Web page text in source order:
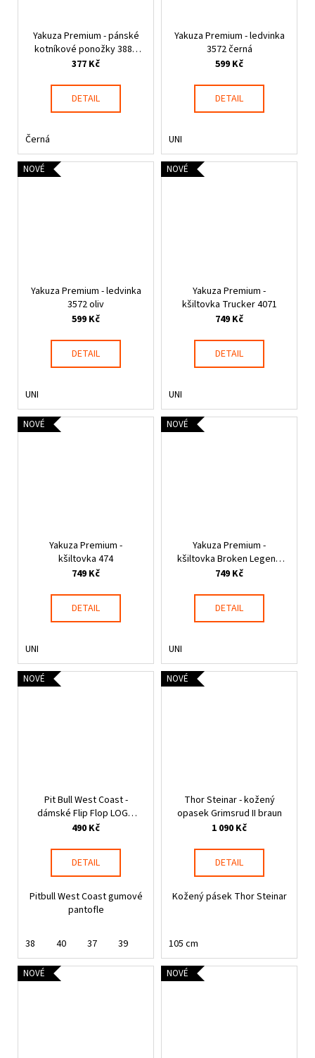
Yakuza Premium - pánské
kotníkové ponožky 3883
vel. 41-43
377 Kč
DETAIL
Černá
Yakuza Premium - ledvinka
3572 černá
599 Kč
DETAIL
UNI
NOVÉ
Yakuza Premium - ledvinka
3572 oliv
599 Kč
DETAIL
UNI
NOVÉ
Yakuza Premium -
kšiltovka Trucker 4071
749 Kč
DETAIL
UNI
NOVÉ
Yakuza Premium -
kšiltovka 474
749 Kč
DETAIL
UNI
NOVÉ
Yakuza Premium -
kšiltovka Broken Legend
251
749 Kč
DETAIL
UNI
NOVÉ
Pit Bull West Coast -
dámské Flip Flop LOGO
černé
490 Kč
DETAIL
Pitbull West Coast gumové
pantofle
38 40 37 39
NOVÉ
Thor Steinar - kožený
opasek Grimsrud II braun
1 090 Kč
DETAIL
Kožený pásek Thor Steinar
105 cm
NOVÉ NOVÉ